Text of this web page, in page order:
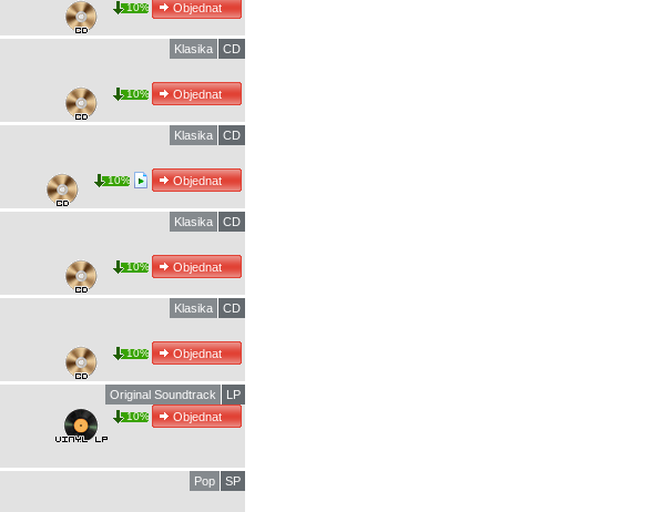
10%
CD
Klasika
10%
CD
Klasika
10%
CD
Klasika
10%
CD
Klasika
10%
LP
Original Soundtrack
10%
SP
Pop